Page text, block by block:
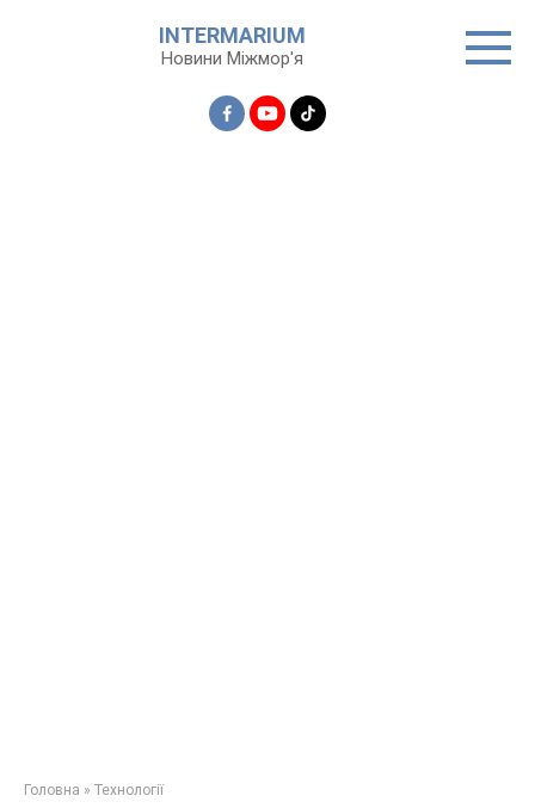
INTERMARIUM
Новини Міжмор'я
Головна » Технології